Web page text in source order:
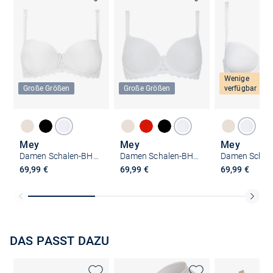
Große Größen
Mey
69,99 €
Große Größen
Mey
69,99 €
Wenige
verfügbar
Mey
69,99 €
DAS PASST DAZU